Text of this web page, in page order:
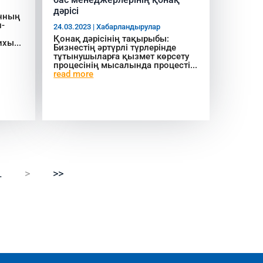
дәрісі
24.03.2023 |Хабарландырулар
Қонақ дәрісінің тақырыбы:
Бизнестің әртүрлі түрлерінде
тұтынушыларға қызмет көрсету
процесінің мысалында процесті...
read more
> >>